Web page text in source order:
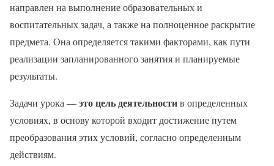
направлен на выполнение образовательных и
воспитательных задач, а также на полноценное раскрытие
предмета. Она определяется такими факторами, как пути
реализации запланированного занятия и планируемые
результаты.
Задачи урока —это цель деятельностив определенных
условиях, в основу которой входит достижение путем
преобразования этих условий, согласно определенным
действиям.